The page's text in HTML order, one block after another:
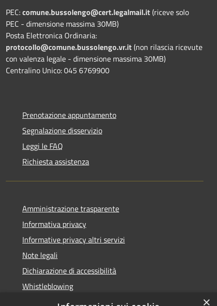
PEC:comune.bussolengo@cert.legalmail.it(riceve solo
PEC - dimensione massima 30MB)
Posta Elettronica Ordinaria:
protocollo@comune.bussolengo.vr.it(non rilascia ricevute
con valenza legale - dimensione massima 30MB)
Centralino Unico: 045 6769900
Prenotazione appuntamento
Segnalazione disservizio
Leggi le FAQ
Richiesta assistenza
Amministrazione trasparente
Informativa privacy
Informative privacy altri servizi
Note legali
Dichiarazione di accessibilità
Whistleblowing
×